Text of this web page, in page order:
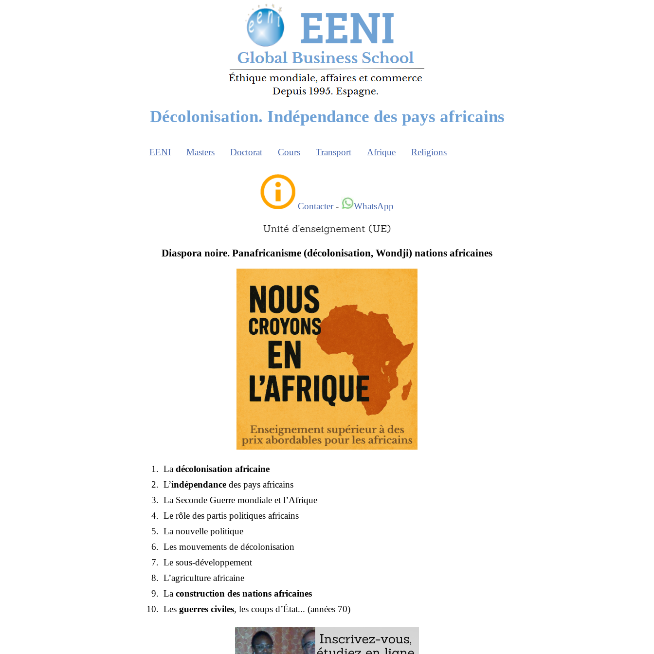
Décolonisation. Indépendance des pays africains
EENI Masters Doctorat Cours Transport Afrique Religions
Contacter- WhatsApp
Diaspora noire. Panafricanisme (décolonisation, Wondji) nations africaines
La décolonisation africaine
L’indépendance des pays africains
La Seconde Guerre mondiale et l’Afrique
Le rôle des partis politiques africains
La nouvelle politique
Les mouvements de décolonisation
Le sous-développement
L’agriculture africaine
La construction des nations africaines
Les guerres civiles, les coups d’État... (années 70)